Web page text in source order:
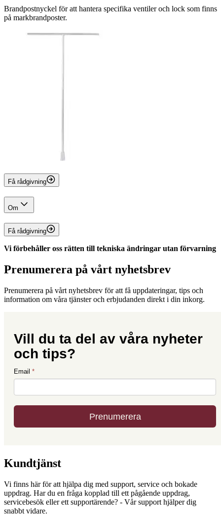
Brandpostnyckel för att hantera specifika ventiler och lock som finns
på markbrandposter.
Få rådgivning
Om
Få rådgivning
Vi förbehåller oss rätten till tekniska ändringar utan förvarning
Prenumerera på vårt nyhetsbrev
Prenumerera på vårt nyhetsbrev för att få uppdateringar, tips och
information om våra tjänster och erbjudanden direkt i din inkorg.
Kundtjänst
Vi finns här för att hjälpa dig med support, service och bokade
uppdrag. Har du en fråga kopplad till ett pågående uppdrag,
servicebesök eller ett supportärende? - Vår support hjälper dig
snabbt vidare.